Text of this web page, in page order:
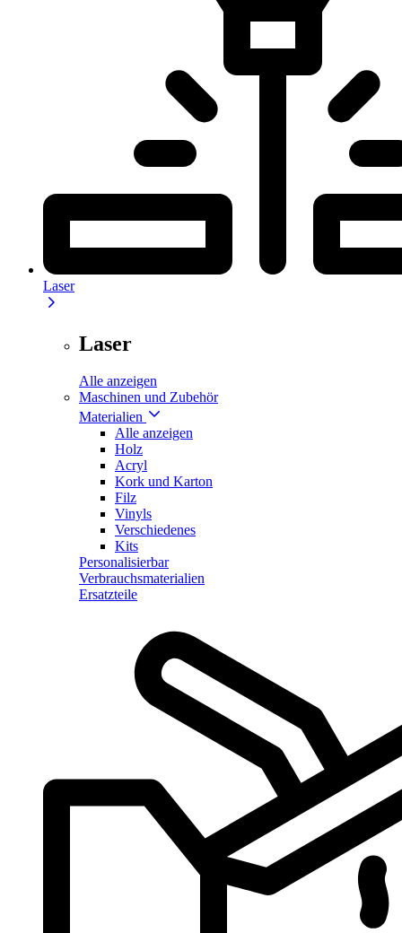
Laser
Laser
Alle anzeigen
Maschinen und Zubehör
Materialien
Alle anzeigen
Holz
Acryl
Kork und Karton
Filz
Vinyls
Verschiedenes
Kits
Personalisierbar
Verbrauchsmaterialien
Ersatzteile